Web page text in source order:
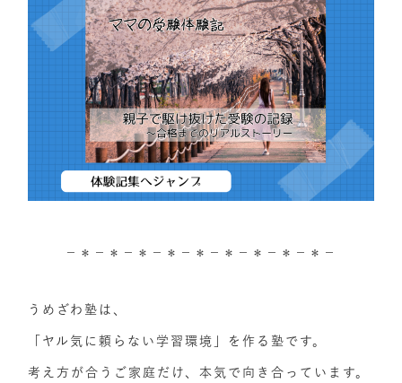
－＊－＊－＊－＊－＊－＊－＊－＊－＊－
うめざわ塾は、
「ヤル気に頼らない学習環境」を作る塾です。
考え方が合うご家庭だけ、本気で向き合っています。